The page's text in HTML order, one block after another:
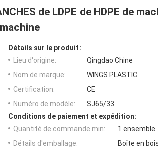
de LDPE de HDPE de
Détails sur le produit:
Lieu d'origine:
Qingdao Chine
Nom de marque:
WINGS PLASTIC
Certification:
CE
Numéro de modèle:
SJ65/33
Conditions de paiement et expédition:
Quantité de commande min:
1 ensemble
Détails d'emballage:
Boîte en